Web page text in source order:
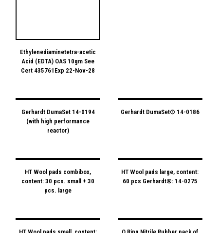
Ethylenediaminetetra-acetic
Acid (EDTA) OAS 10gm See
Cert 435761Exp 22-Nov-28
Gerhardt DumaSet 14-0194
(with high performance
reactor)
Gerhardt DumaSet® 14-0186
HT Wool pads combibox,
content: 30 pcs. small + 30
pcs. large
HT Wool pads large, content:
60 pcs Gerhardt®: 14-0275